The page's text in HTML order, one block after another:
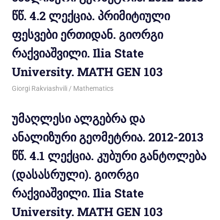
წწ. 4.2 ლექცია. პრიმიტიული
ფესვები ერთიდან. გიორგი
რაქვიაშვილი. Ilia State
University. MATH GEN 103
26/10/2012
Giorgi Rakviashvili Mathematics
უმაღლესი ალგებრა და
ანალიზური გეომეტრია. 2012-2013
წწ. 4.1 ლექცია. კუბური განტოლება
(დასასრული). გიორგი
რაქვიაშვილი. Ilia State
University. MATH GEN 103